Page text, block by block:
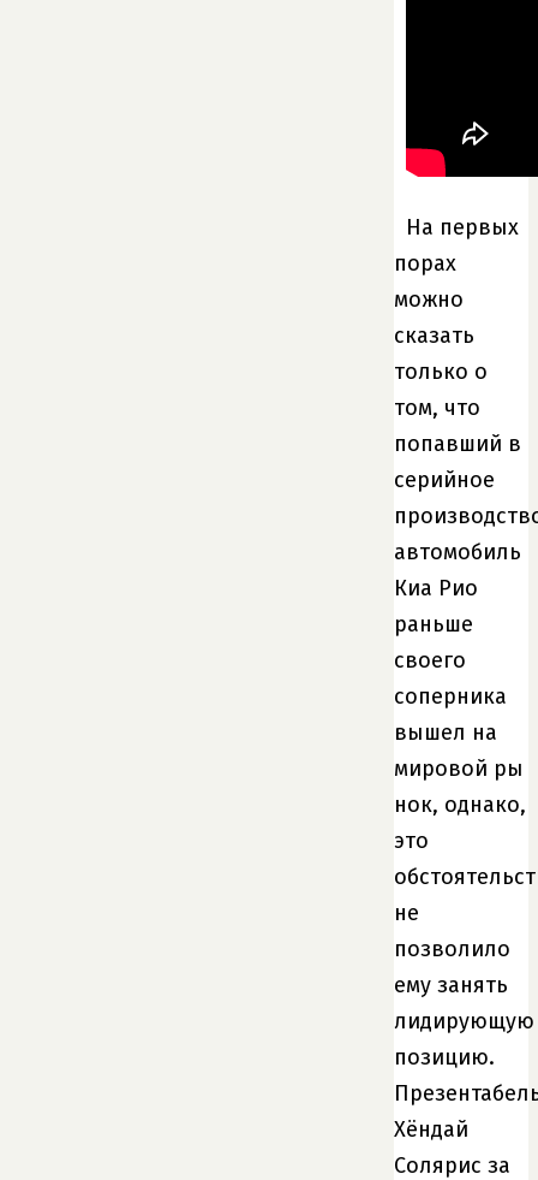
На первых
порах
можно
сказать
только о
том, что
попавший в
серийное
автомобиль
Киа Рио
раньше
своего
соперника
вышел на
мировой ры
нок, однако,
это
не
позволило
ему занять
лидирующую
позицию.
Хёндай
Солярис за